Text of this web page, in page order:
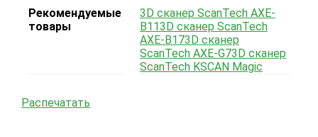
Рекомендуемые
товары
3D сканер ScanTech AXE-
B113D сканер ScanTech
AXE-B173D сканер
ScanTech AXE-G73D сканер
ScanTech KSCAN Magic
Распечатать